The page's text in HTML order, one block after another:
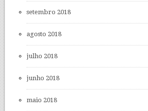
setembro 2018
agosto 2018
julho 2018
junho 2018
maio 2018